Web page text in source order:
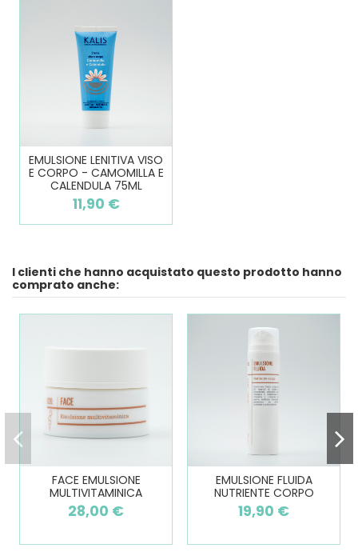
EMULSIONE LENITIVA VISO
E CORPO - CAMOMILLA E
CALENDULA 75ML
11,90 €
I clienti che hanno acquistato questo prodotto hanno
comprato anche:
FACE EMULSIONE
MULTIVITAMINICA
28,00 €
EMULSIONE FLUIDA
NUTRIENTE CORPO
19,90 €